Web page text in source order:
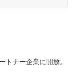
トナー企業に開放。